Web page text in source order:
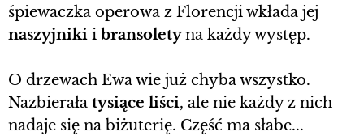
śpiewaczka operowa z Florencji wkłada jej
naszyjniki i bransoletyna każdy występ.
O drzewach Ewa wie już chyba wszystko.
Nazbierała tysiące liści, ale nie każdy z nich
nadaje się na biżuterię. Część ma słabe...